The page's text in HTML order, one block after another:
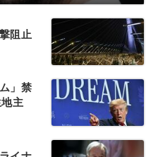
阻止
」禁
主